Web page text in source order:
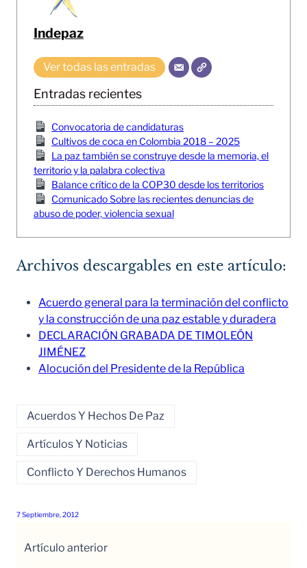
Indepaz
Ver todas las entradas
Entradas recientes
Convocatoria de candidaturas
Cultivos de coca en Colombia 2018 – 2025
La paz también se construye desde la memoria, el
territorio y la palabra colectiva
Balance crítico de la COP30 desde los territorios
Comunicado Sobre las recientes denuncias de
abuso de poder, violencia sexual
Archivos descargables en este artículo:
Acuerdo general para la terminación del conflicto
y la construcción de una paz estable y duradera
DECLARACIÓN GRABADA DE TIMOLEÓN
JIMÉNEZ
Alocución del Presidente de la República
Acuerdos Y Hechos De Paz
Artículos Y Noticias
Conflicto Y Derechos Humanos
7 Septiembre, 2012
Artículo anterior